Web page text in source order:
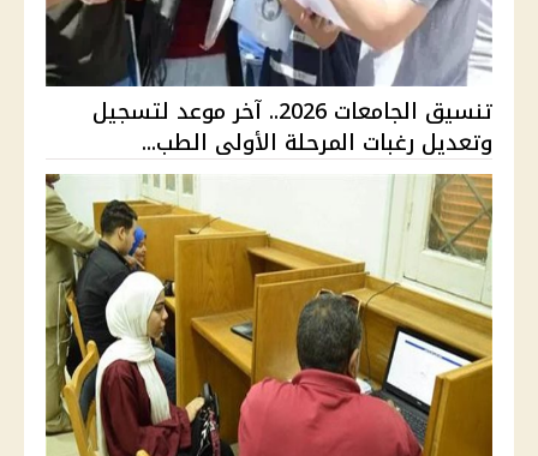
تنسيق الجامعات 2026.. آخر موعد لتسجيل
وتعديل رغبات المرحلة الأولى الطب...